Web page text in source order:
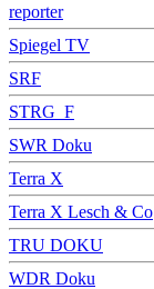
reporter
Spiegel TV
SRF
STRG_F
SWR Doku
Terra X
Terra X Lesch & Co
TRU DOKU
WDR Doku